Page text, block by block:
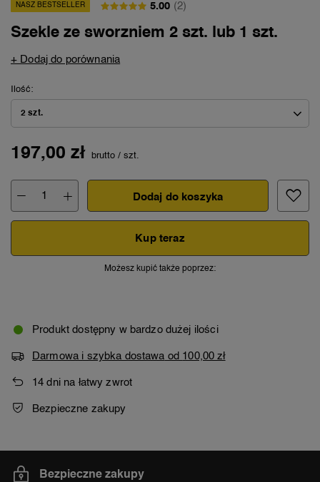
NASZ BESTSELLER 5.00 (2)
Szekle ze sworzniem 2 szt. lub 1 szt.
+ Dodaj do porównania
Ilość
2 szt.
197,00 zł brutto / szt.
Dodaj do koszyka
Kup teraz
Możesz kupić także poprzez:
Produkt dostępny w bardzo dużej ilości
Darmowa i szybka dostawa od 100,00 zł
14 dni na łatwy zwrot
Bezpieczne zakupy
Bezpieczne zakupy